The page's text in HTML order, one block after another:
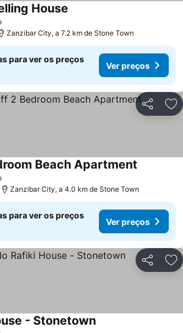
House
Zanzibar City, a 7.2 km de Stone Town
para ver os preços
Ver preços
Partilhar
Beach Apartment
Zanzibar City, a 4.0 km de Stone Town
para ver os preços
Ver preços
Partilhar
- Stonetown